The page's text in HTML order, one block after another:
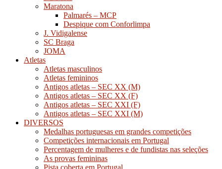
Maratona
Palmarés – MCP
Despique com Conforlimpa
J. Vidigalense
SC Braga
JOMA
Atletas
Atletas masculinos
Atletas femininos
Antigos atletas – SEC XX (M)
Antigos atletas – SEC XX (F)
Antigos atletas – SEC XXI (F)
Antigos atletas – SEC XXI (M)
DIVERSOS
Medalhas portuguesas em grandes competições
Competições internacionais em Portugal
Percentagem de mulheres e de fundistas nas seleções
As provas femininas
Pista coberta em Portugal